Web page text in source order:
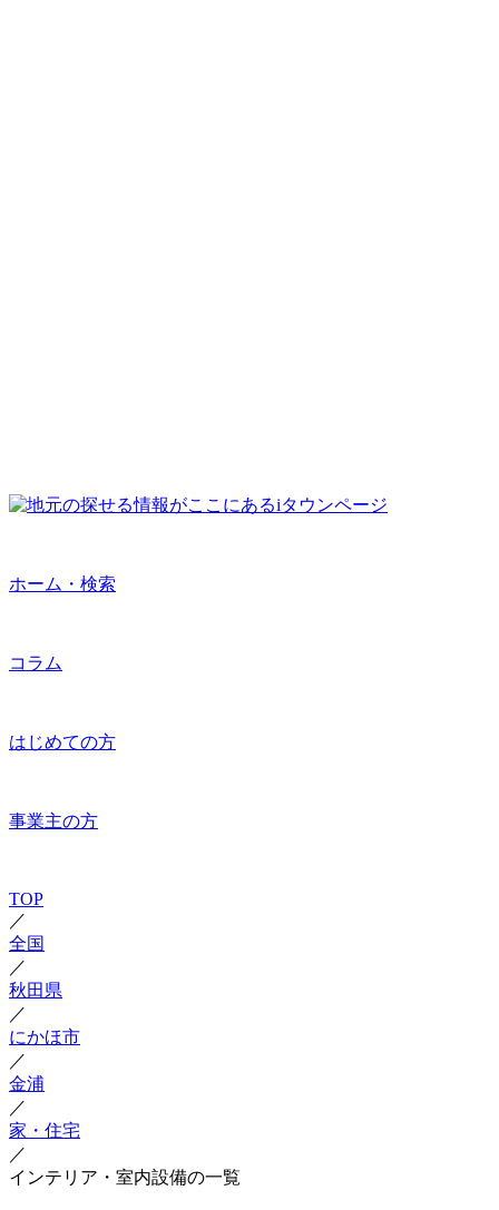
ホーム・検索
コラム
はじめての方
事業主の方
TOP
／
全国
／
秋田県
／
にかほ市
／
金浦
／
家・住宅
／
インテリア・室内設備の一覧